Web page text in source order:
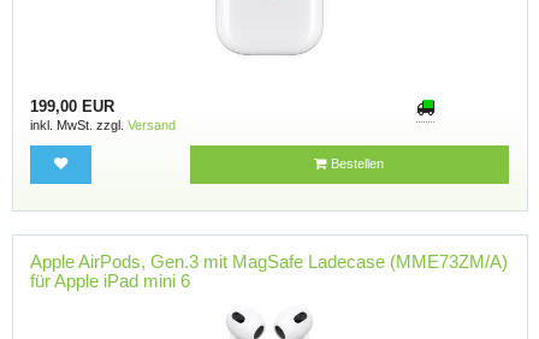
199,00 EUR
inkl. MwSt. zzgl. Versand
Bestellen
Apple AirPods, Gen.3 mit MagSafe Ladecase (MME73ZM/A)
für Apple iPad mini 6